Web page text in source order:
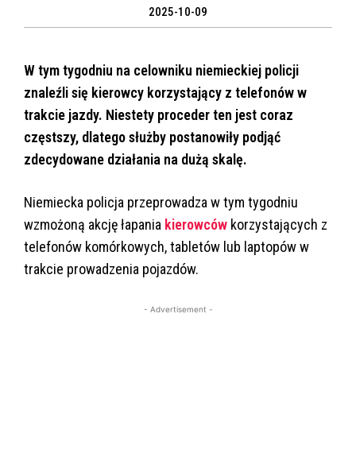
2025-10-09
W tym tygodniu na celowniku niemieckiej policji
znaleźli się kierowcy korzystający z telefonów w
trakcie jazdy. Niestety proceder ten jest coraz
częstszy, dlatego służby postanowiły podjąć
zdecydowane działania na dużą skalę.
Niemiecka policja przeprowadza w tym tygodniu
wzmożoną akcję łapania kierowców korzystających z
telefonów komórkowych, tabletów lub laptopów w
trakcie prowadzenia pojazdów.
- Advertisement -